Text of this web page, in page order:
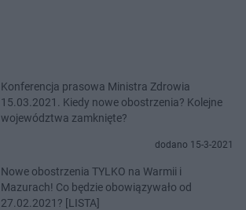
Konferencja prasowa Ministra Zdrowia
15.03.2021. Kiedy nowe obostrzenia? Kolejne
województwa zamknięte?
dodano 15-3-2021
Nowe obostrzenia TYLKO na Warmii i
Mazurach! Co będzie obowiązywało od
27.02.2021? [LISTA]